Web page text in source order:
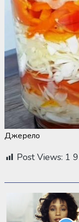
Джерело
Post Views: 1